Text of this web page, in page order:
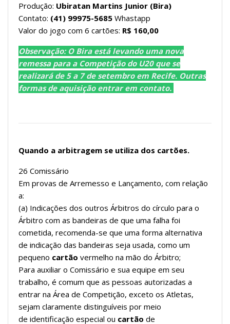
Produção: Ubiratan Martins Junior (Bira)
Contato: (41) 99975-5685 Whastapp
Valor do jogo com 6 cartões: R$ 160,00
Observação: O Bira está levando uma nova
remessa para a Competição do U20 que se
realizará de 5 a 7 de setembro em Recife. Outras
formas de aquisição entrar em contato.
Quando a arbitragem se utiliza dos cartões.
26 Comissário
Em provas de Arremesso e Lançamento, com relação
a:
(a) Indicações dos outros Árbitros do círculo para o
Árbitro com as bandeiras de que uma falha foi
cometida, recomenda-se que uma forma alternativa
de indicação das bandeiras seja usada, como um
pequeno cartão vermelho na mão do Árbitro;
Para auxiliar o Comissário e sua equipe em seu
trabalho, é comum que as pessoas autorizadas a
entrar na Área de Competição, exceto os Atletas,
sejam claramente distinguíveis por meio
de identificação especial ou cartão de